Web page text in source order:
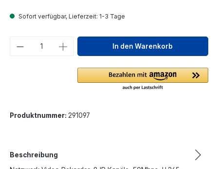
Sofort verfügbar, Lieferzeit: 1-3 Tage
Produkt Anzahl: Gib denIn den Warenkorb
Produktnummer: 291097
Beschreibung